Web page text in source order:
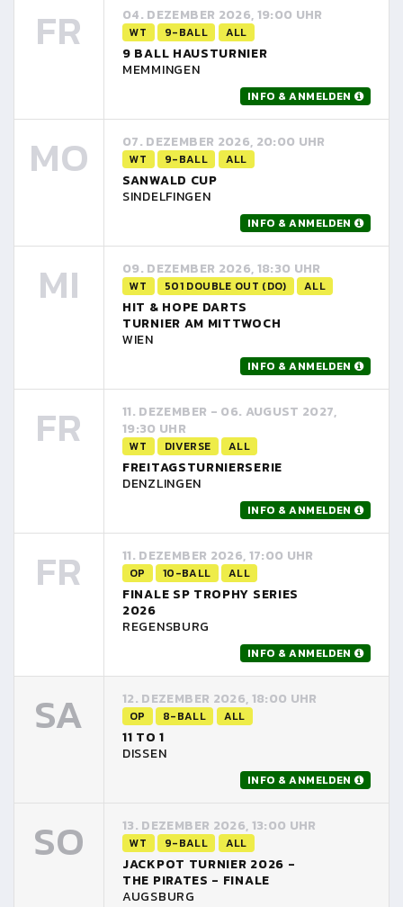
FR 04. DEZEMBER 2026, 19:00 UHR
WT 9-BALL ALL
9 BALL HAUSTURNIER
MEMMINGEN
INFO & ANMELDEN
MO 07. DEZEMBER 2026, 20:00 UHR
WT 9-BALL ALL
SANWALD CUP
SINDELFINGEN
INFO & ANMELDEN
MI 09. DEZEMBER 2026, 18:30 UHR
WT 501 DOUBLE OUT (DO) ALL
HIT & HOPE DARTS
TURNIER AM MITTWOCH
WIEN
INFO & ANMELDEN
FR
11. DEZEMBER - 06. AUGUST 2027,
19:30 UHR
WT DIVERSE ALL
FREITAGSTURNIERSERIE
DENZLINGEN
INFO & ANMELDEN
FR 11. DEZEMBER 2026, 17:00 UHR
OP 10-BALL ALL
FINALE SP TROPHY SERIES
2026
REGENSBURG
INFO & ANMELDEN
SA 12. DEZEMBER 2026, 18:00 UHR
OP 8-BALL ALL
11 TO 1
DISSEN
INFO & ANMELDEN
SO 13. DEZEMBER 2026, 13:00 UHR
WT 9-BALL ALL
JACKPOT TURNIER 2026 -
THE PIRATES - FINALE
AUGSBURG